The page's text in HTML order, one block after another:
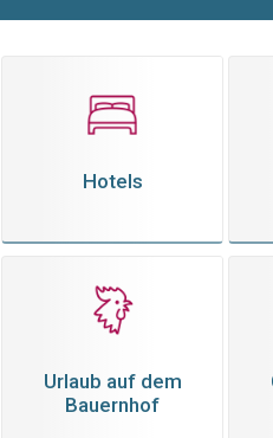
Hotels
Urlaub auf dem
Bauernhof